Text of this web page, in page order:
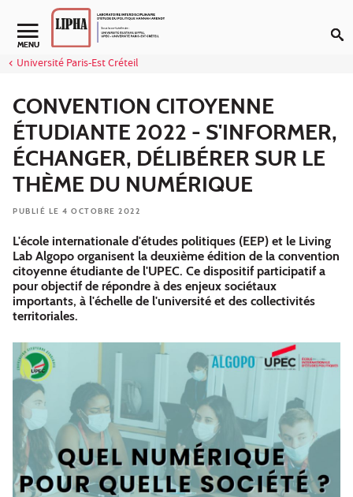
Aller au contenu
Navigation secondaire
MENU
Université Paris-Est Créteil
CONVENTION CITOYENNE
ÉTUDIANTE 2022 - S'INFORMER,
ÉCHANGER, DÉLIBÉRER SUR LE
THÈME DU NUMÉRIQUE
PUBLIÉ LE 4 OCTOBRE 2022
L'école internationale d'études politiques (EEP) et le Living
Lab Algopo organisent la deuxième édition de la convention
citoyenne étudiante de l'UPEC. Ce dispositif participatif a
pour objectif de répondre à des enjeux sociétaux
importants, à l'échelle de l'université et des collectivités
territoriales.